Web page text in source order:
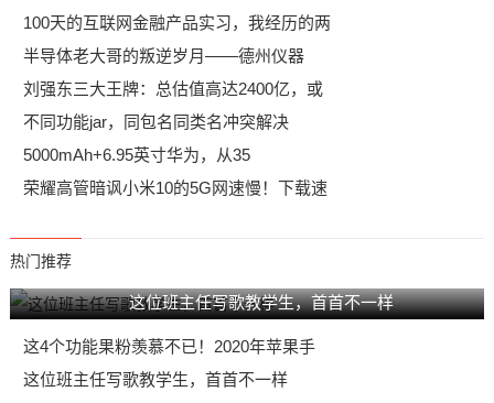
100天的互联网金融产品实习，我经历的两
半导体老大哥的叛逆岁月——德州仪器
刘强东三大王牌：总估值高达2400亿，或
不同功能jar，同包名同类名冲突解决
5000mAh+6.95英寸华为，从35
荣耀高管暗讽小米10的5G网速慢！下载速
热门推荐
这位班主任写歌教学生，首首不一样
这4个功能果粉羡慕不已！2020年苹果手
这位班主任写歌教学生，首首不一样